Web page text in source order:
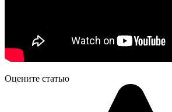
Оцените статью